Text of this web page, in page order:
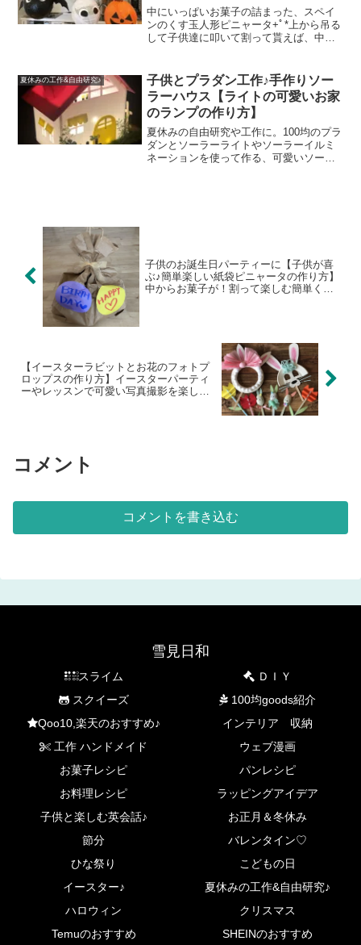
スパーティで盛り上がるゲームア
イデア♪
中にいっぱいお菓子の詰まった、スペイ
ンのくす玉人形ピニャータ+ﾟ*上から吊る
して子供達に叩いて割って貰えば、中か
ィンやクリスマス、お誕生日会などで、
お家で手作りして楽...
夏休みの工作&自由研究♪
子供とプラダン工作♪手作りソー
ラーハウス【ライトの可愛いお家
のランプの作り方】
夏休みの自由研究や工作に。100均のプラ
ダンとソーラーライトやソーラーイルミ
ネーションを使って作る、可愛いソーラ
子供のお誕生日パーティーに【子供が喜
ぶ♪簡単楽しい紙袋ピニャータの作り方】
中からお菓子が！割って楽しむ簡単くす
【イースターラビットとお花のフォトプ
ロップスの作り方】イースターパーティ
ーやレッスンで可愛い写真撮影を楽しも
コメント
コメントを書き込む
雪見日和
スライム
ＤＩＹ
スクイーズ
100均goods紹介
Qoo10,楽天のおすすめ♪
インテリア 収納
工作 ハンドメイド
ウェブ漫画
お菓子レシピ
パンレシピ
お料理レシピ
ラッピングアイデア
子供と楽しむ英会話♪
お正月＆冬休み
節分
バレンタイン♡
ひな祭り
こどもの日
イースター♪
夏休みの工作&自由研究♪
ハロウィン
クリスマス
Temuのおすすめ
SHEINのおすすめ